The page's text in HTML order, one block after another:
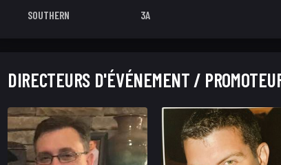
SOUTHERN 3A
DIRECTEURS D'ÉVÉNEMENT /